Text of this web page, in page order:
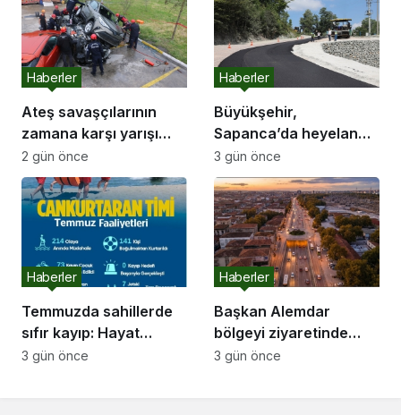
hayata geçirmeye
devam edeceğiz”
Ateş savaşçılarının
zamana karşı yarışı
faciaların önüne geçti
Haberler
2 gün önce
Büyükşehir,
Sapanca’da heyelan
riskine karşı yolu
güçlendirdi, ulaşımı
yeniledi
Haberler
3 gün önce
Temmuzda sahillerde
sıfır kayıp: Hayat
Nöbetçileri 141 can
Haberler
3 gün önce
Başkan Alemdar
bölgeyi ziyaretinde
müjdeyi paylaştı: “TEK
Haberler
3 gün önce